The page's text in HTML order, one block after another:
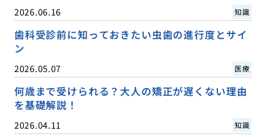
2026.06.16 知識
歯科受診前に知っておきたい虫歯の進行度とサイ
ン
2026.05.07 医療
何歳まで受けられる？大人の矯正が遅くない理由
を基礎解説！
2026.04.11 知識